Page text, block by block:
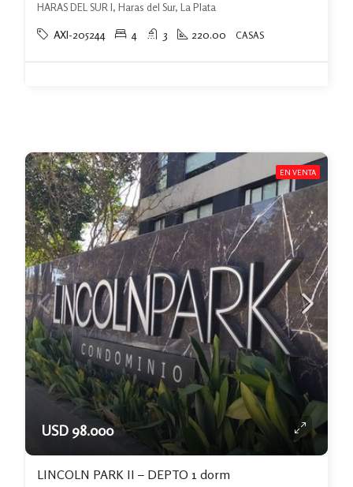
HARAS DEL SUR I, Haras del Sur, La Plata
AXI-205244 4 3 220.00 CASAS
EN VENTA
USD 98.000
LINCOLN PARK II – DEPTO 1 dorm